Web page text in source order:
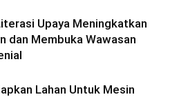
Upaya Meningkatkan
dan Membuka Wawasan
Lahan Untuk Mesin